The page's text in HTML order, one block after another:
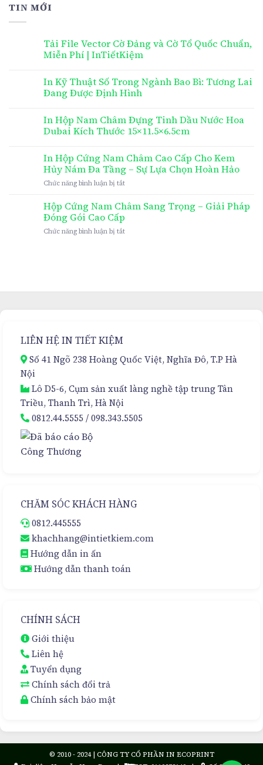
TIN MỚI
Tải File Vector Cờ Đảng và Cờ Tổ Quốc Chuẩn,
Miễn Phí | InTiếtKiệm
In Kỹ Thuật Số Trong Ngành Bao Bì: Tương Lai
Đang Được Định Hình
In Hộp Nam Châm Đựng Tinh Dầu Nước Hoa
Dubai Kích Thước 15×11.5×6.5cm
In Hộp Cứng Nam Châm Cao Cấp Cho Kem
Hủy Nám Đa Tầng – Sự Lựa Chọn Hoàn Hảo
Chức năng bình luận bị tắtở
Hộp
Cứng
Châm
Nám
Hoàn
Hộp Cứng Nam Châm Sang Trọng – Giải Pháp
Đóng Gói Cao Cấp
Chức năng bình luận bị tắtở
Trọng
Cấp
LIÊN HỆ IN TIẾT KIỆM
Số 41 Ngõ 238 Hoàng Quốc Việt, Nghĩa Đô, T.P Hà
Nội
Lô D5-6, Cụm sản xuất làng nghề tập trung Tân
Triều, Thanh Trì, Hà Nội
0812.44.5555 /098.343.5505
CHĂM SÓC KHÁCH HÀNG
0812.445555
khachhang@intietkiem.com
Hướng dẫn in ấn
Hướng dẫn thanh toán
CHÍNH SÁCH
Giới thiệu
Liên hệ
Tuyển dụng
Chính sách đổi trả
Chính sách bảo mật
© 2010 - 2024 | CÔNG TY CỔ PHẦN IN ECOPRINT